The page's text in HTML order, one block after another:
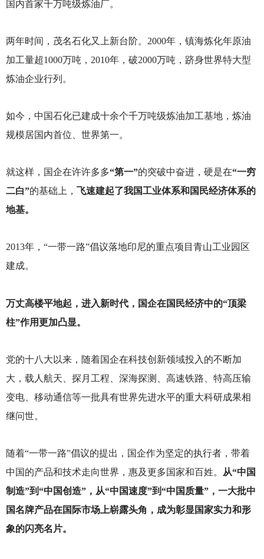
国内首家千万吨级炼油厂。
两年时间，茂名石化又上新台阶。2000年，镇海炼化年原油
加工量超1000万吨，2010年，破2000万吨，跻身世界特大型
炼油企业行列。
如今，中国石化已建成十余个千万吨级炼油加工基地，炼油
规模居国内首位、世界第一。
就这样，国企在许许多多“第一”的突破中奋进，硬是在“一穷
二白”的基础上， 飞速建起了我国工业体系和国民经济体系的
地基。
2013年，“一带一路”倡议落地印尼的重点项目青山工业园区
建成。
万丈高楼平地起，进入新时代，国企在国民经济中的“顶梁
柱”作用更加凸显。
党的十八大以来，随着国企在科技创新领域投入的不断加
大，载人航天、探月工程、深海探测、高速铁路、特高压输
变电、移动通信等一批具有世界先进水平的重大科研成果相
继问世。
随着“一带一路”倡议的提出，国企作为坚定的执行者，带着
中国的产品和技术走向世界，惠及更多国家和百姓。
从“中国
制造”到“中国创造”，从“中国速度”到“中国质量”，一大批中
国名牌产品在国际市场上崭露头角，成为彰显国家实力和形
象的闪亮名片。